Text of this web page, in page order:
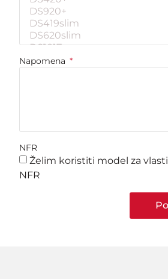
Napomena
NFR
Želim koristiti model za
NFR